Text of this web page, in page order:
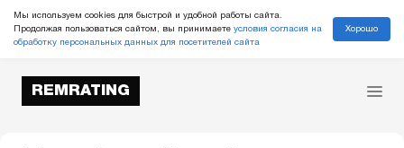
Мы используем cookies для быстрой и удобной работы сайта.
Продолжая пользоваться сайтом, вы принимаете условия согласия на
обработку персональных данных для посетителей сайта
Хорошо
REMRATING